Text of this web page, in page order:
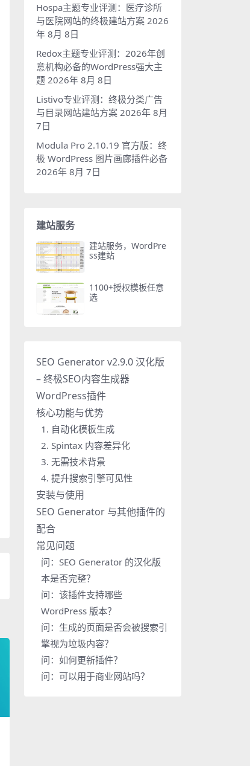
Hospa主题专业评测：医疗诊所
与医院网站的终极建站方案 2026
年 8月 8日
Redox主题专业评测：2026年创
意机构必备的WordPress强大主
题 2026年 8月 8日
Listivo专业评测：终极分类广告
与目录网站建站方案 2026年 8月
7日
Modula Pro 2.10.19 官方版：终
极 WordPress 图片画廊插件必备
2026年 8月 7日
建站服务
建站服务，WordPre
ss建站
1100+授权模板任意
选
SEO Generator v2.9.0 汉化版
– 终极SEO内容生成器
WordPress插件
核心功能与优势
1. 自动化模板生成
2. Spintax 内容差异化
3. 无需技术背景
4. 提升搜索引擎可见性
安装与使用
SEO Generator 与其他插件的
配合
常见问题
问：SEO Generator 的汉化版
本是否完整？
问：该插件支持哪些
WordPress 版本？
问：生成的页面是否会被搜索引
擎视为垃圾内容？
问：如何更新插件？
问：可以用于商业网站吗？